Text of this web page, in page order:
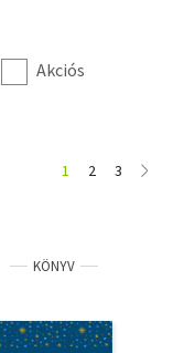
Akciós
1 2 3
KÖNYV